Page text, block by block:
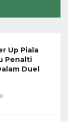
Up Piala
Penalti
Duel